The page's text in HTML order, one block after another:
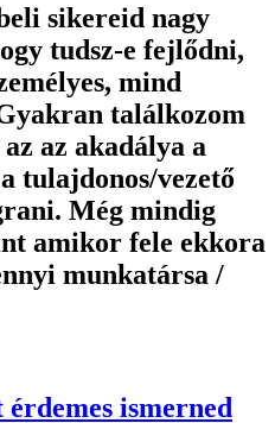
sikereid nagy
tudsz-e fejlődni,
mind
találkozom
az akadálya a
tulajdonos/vezető
Még mindig
amikor fele ekkora
munkatársa /
ismerned